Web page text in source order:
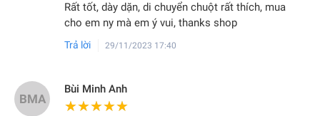
Rất tốt, dày dặn, di chuyển chuột rất thích, mua
cho em ny mà em ý vui, thanks shop
Trả lời 29/11/2023 17:40
BMA
Bùi Minh Anh
★★★★★
★★★★★